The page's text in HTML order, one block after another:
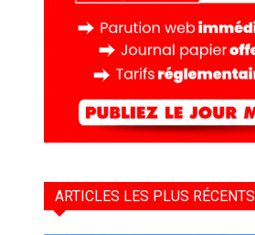
ARTICLES LES PLUS RÉCENTS